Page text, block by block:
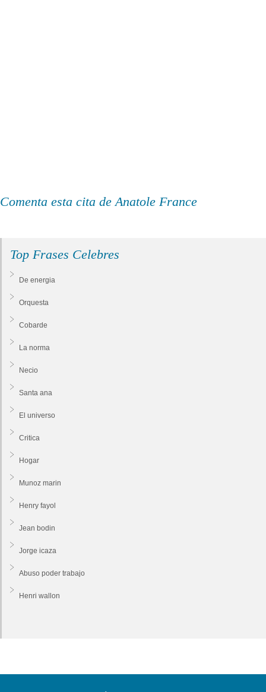
Comenta esta cita de Anatole France
Top Frases Celebres
De energia
Orquesta
Cobarde
La norma
Necio
Santa ana
El universo
Critica
Hogar
Munoz marin
Henry fayol
Jean bodin
Jorge icaza
Abuso poder trabajo
Henri wallon